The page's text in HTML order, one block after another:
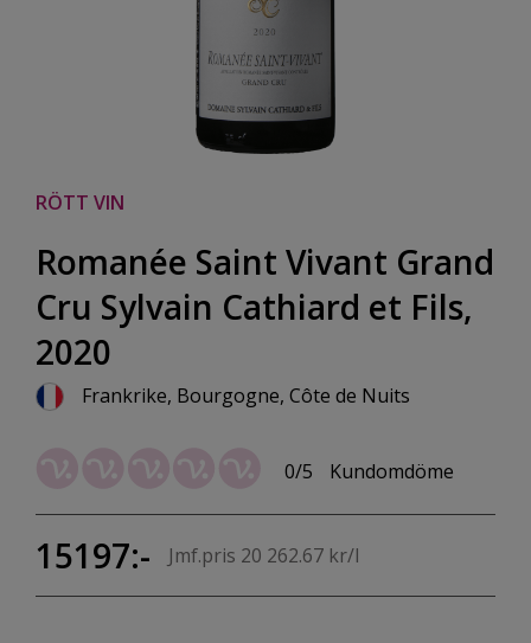
RÖTT VIN
Romanée Saint Vivant Grand
Cru Sylvain Cathiard et Fils,
2020
Frankrike, Bourgogne, Côte de Nuits
0/5 Kundomdöme
15197:- Jmf.pris 20 262.67 kr/l